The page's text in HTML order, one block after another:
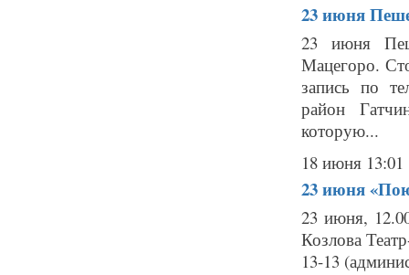
23 июня
23 июня
Мацегоро.
запись по
район
которую...
18 июня 13:01
23 июня
23 июня,
Козлова
13-13